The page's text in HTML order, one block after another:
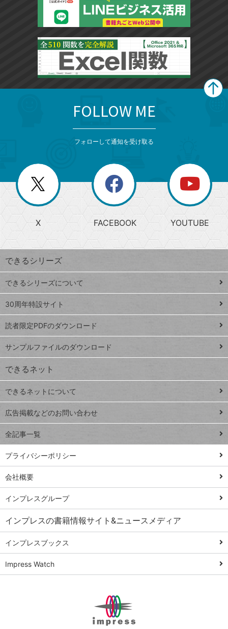
じ
る
search
検
索
上
昇
ワ
ー
ド
Google
スプレ
ッドシ
ート
iPhone
VLOOKUP
close
閉じ
る
閉
じ
る
ー
か
ら
探
す
ト
ッ
プ
ペ
ジ
連載
Excel Q&A
トイアンナ流仕
事術
PowerAutomate
ではじめる業務
の完全自動化
AI議事録作成術
Windows 11
Q&A
Teams踏み込み
活用術
Excel講師の仕事
術
FOLLOW ME
フォローして通知を受け取る
X FACEBOOK YOUTUBE
できるシリーズ
できるシリーズについて
30周年特設サイト
読者限定PDFのダウンロード
サンプルファイルのダウンロード
できるネット
できるネットについて
広告掲載などのお問い合わせ
全記事一覧
プライバシーポリシー
会社概要
インプレスグループ
インプレスの書籍情報サイト&ニュースメディア
インプレスブックス
Impress Watch